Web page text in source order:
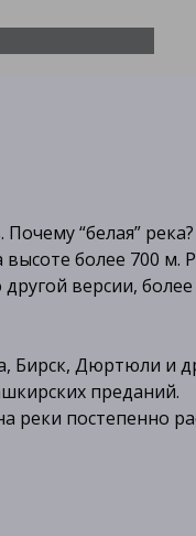
“белая”
более 700 м.
версии,
Бирск, Дюртюли и
преданий.
реки постепенно